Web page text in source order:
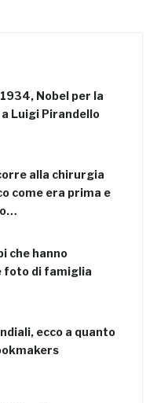
Nobel per la
Luigi Pirandello
alla chirurgia
come era prima e
che hanno
foto di famiglia
ecco a quanto